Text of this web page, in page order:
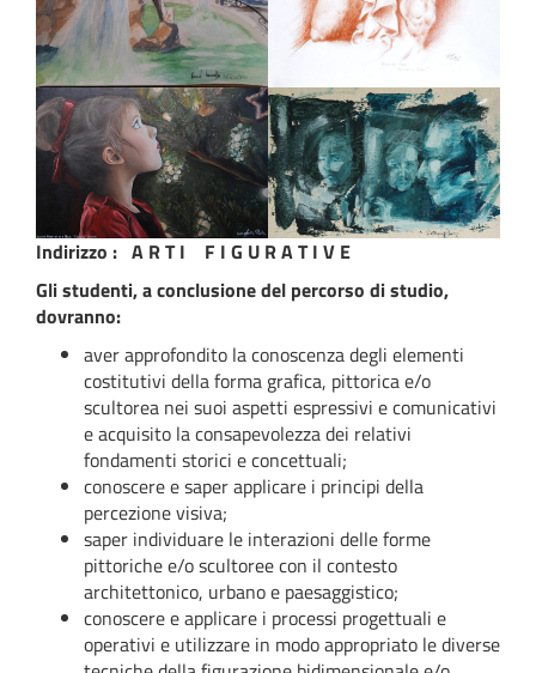
Indirizzo : A R T I F I G U R A T I V E
Gli studenti, a conclusione del percorso di studio,
dovranno:
aver approfondito la conoscenza degli elementi
costitutivi della forma grafica, pittorica e/o
scultorea nei suoi aspetti espressivi e comunicativi
e acquisito la consapevolezza dei relativi
fondamenti storici e concettuali;
conoscere e saper applicare i principi della
percezione visiva;
saper individuare le interazioni delle forme
pittoriche e/o scultoree con il contesto
architettonico, urbano e paesaggistico;
conoscere e applicare i processi progettuali e
operativi e utilizzare in modo appropriato le diverse